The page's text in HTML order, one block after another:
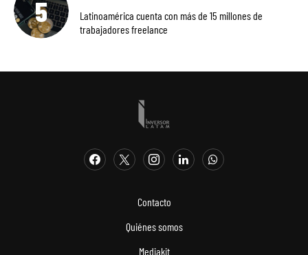
Latinoamérica cuenta con más de 15 millones de
trabajadores freelance
Contacto
Quiénes somos
Mediakit